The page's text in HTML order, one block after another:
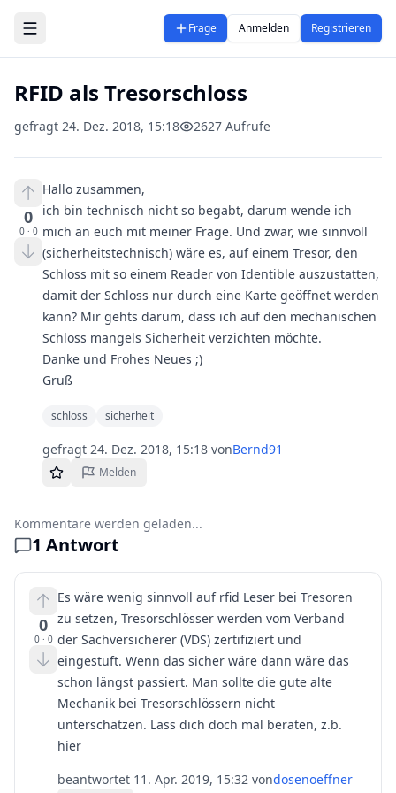
Zum Hauptinhalt springen
Frage Anmelden Registrieren
RFID als Tresorschloss
gefragt 24. Dez. 2018, 15:18 2627 Aufrufe
0
0· 0
Hallo zusammen,
ich bin technisch nicht so begabt, darum wende ich
mich an euch mit meiner Frage. Und zwar, wie sinnvoll
(sicherheitstechnisch) wäre es, auf einem Tresor, den
Schloss mit so einem Reader von Identible auszustatten,
damit der Schloss nur durch eine Karte geöffnet werden
kann? Mir gehts darum, dass ich auf den mechanischen
Schloss mangels Sicherheit verzichten möchte.
Danke und Frohes Neues ;)
Gruß
schloss sicherheit
gefragt 24. Dez. 2018, 15:18 vonBernd91
Melden
Kommentare werden geladen...
1 Antwort
0
0· 0
Es wäre wenig sinnvoll auf rfid Leser bei Tresoren
zu setzen, Tresorschlösser werden vom Verband
der Sachversicherer (VDS) zertifiziert und
eingestuft. Wenn das sicher wäre dann wäre das
schon längst passiert. Man sollte die gute alte
Mechanik bei Tresorschlössern nicht
unterschätzen. Lass dich doch mal beraten, z.b.
hier
beantwortet 11. Apr. 2019, 15:32 vondosenoeffner